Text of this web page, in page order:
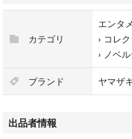
カテゴリ
エンタ
› コレ
› ノベ
ブランド ヤマザ
出品者情報